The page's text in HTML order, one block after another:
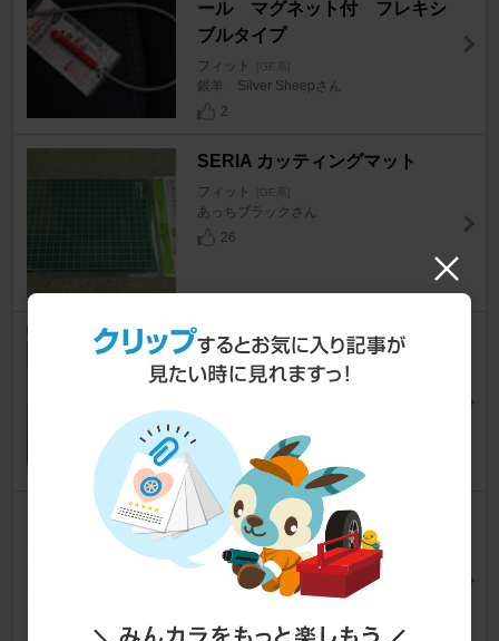
ール マグネット付 フレキシ
ブルタイプ
フィット [GE系]
銀羊 Silver Sheepさん
2
SERIA カッティングマット
フィット [GE系]
あっちブラックさん
26
HID屋 / トレーディングトレー
ド LEDヘッドライト DSシリー
フィット
フーテンの虎さん
LINGLONG コンフォートマス
ター175/65R15
フィット [GE系]
祭り大好きさん